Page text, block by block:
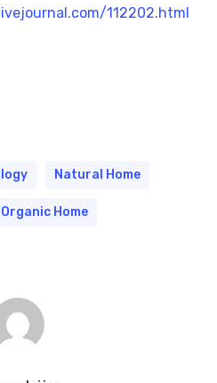
112202.html
Natural Home
Organic Home